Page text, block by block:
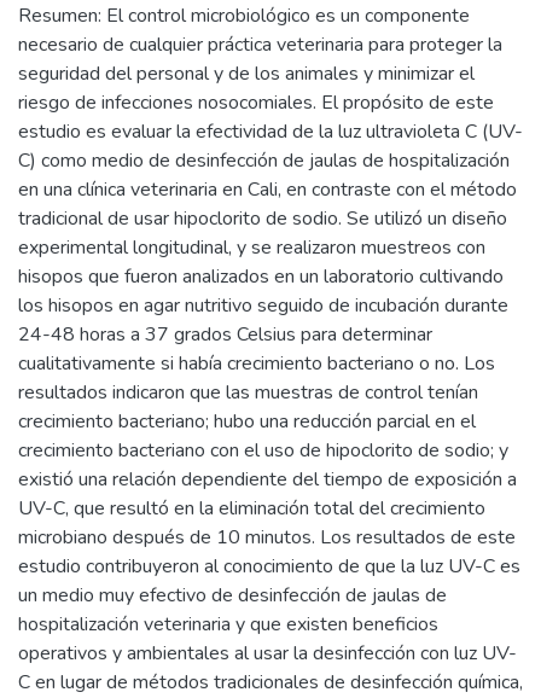
Resumen: El control microbiológico es un componente
necesario de cualquier práctica veterinaria para proteger la
seguridad del personal y de los animales y minimizar el
riesgo de infecciones nosocomiales. El propósito de este
estudio es evaluar la efectividad de la luz ultravioleta C (UV-
C) como medio de desinfección de jaulas de hospitalización
en una clínica veterinaria en Cali, en contraste con el método
tradicional de usar hipoclorito de sodio. Se utilizó un diseño
experimental longitudinal, y se realizaron muestreos con
hisopos que fueron analizados en un laboratorio cultivando
los hisopos en agar nutritivo seguido de incubación durante
24-48 horas a 37 grados Celsius para determinar
cualitativamente si había crecimiento bacteriano o no. Los
resultados indicaron que las muestras de control tenían
crecimiento bacteriano; hubo una reducción parcial en el
crecimiento bacteriano con el uso de hipoclorito de sodio; y
existió una relación dependiente del tiempo de exposición a
UV-C, que resultó en la eliminación total del crecimiento
microbiano después de 10 minutos. Los resultados de este
estudio contribuyeron al conocimiento de que la luz UV-C es
un medio muy efectivo de desinfección de jaulas de
hospitalización veterinaria y que existen beneficios
operativos y ambientales al usar la desinfección con luz UV-
C en lugar de métodos tradicionales de desinfección química,